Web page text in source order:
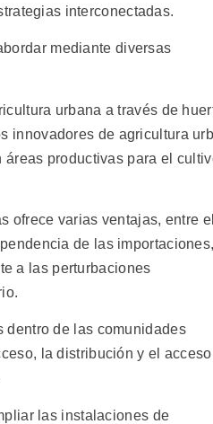
interconectadas.
mediante diversas
urbana a través de
innovadores de agricultura
productivas para el
ofrece varias ventajas, entre
de las
a las perturbaciones
dentro de las comunidades
la distribución y el acceso
las instalaciones de